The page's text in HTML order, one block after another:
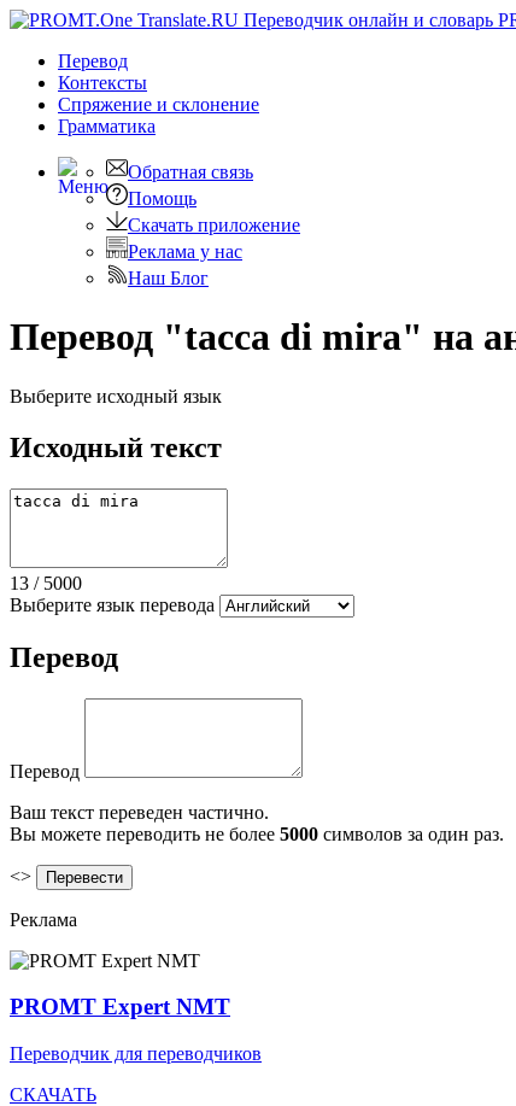
Перевод
Контексты
Спряжение и склонение
Грамматика
Обратная связь
Помощь
Скачать приложение
Реклама у нас
Наш Блог
Перевод "tacca di mira" на
Выберите исходный язык
Исходный текст
13 / 5000
Выберите язык перевода
Перевод
Перевод
Ваш текст переведен частично.
Вы можете переводить не более 5000 символов за один раз.
<>
Реклама
PROMT Expert NMT
Переводчик для переводчиков
СКАЧАТЬ